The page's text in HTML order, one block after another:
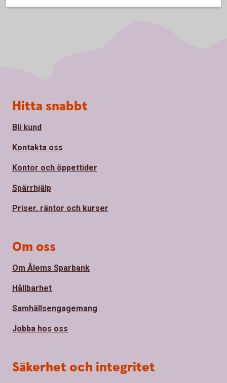
Sidfot
Hitta snabbt
Bli kund
Kontakta oss
Kontor och öppettider
Spärrhjälp
Priser, räntor och kurser
Om oss
Om Ålems Sparbank
Hållbarhet
Samhällsengagemang
Jobba hos oss
Säkerhet och integritet